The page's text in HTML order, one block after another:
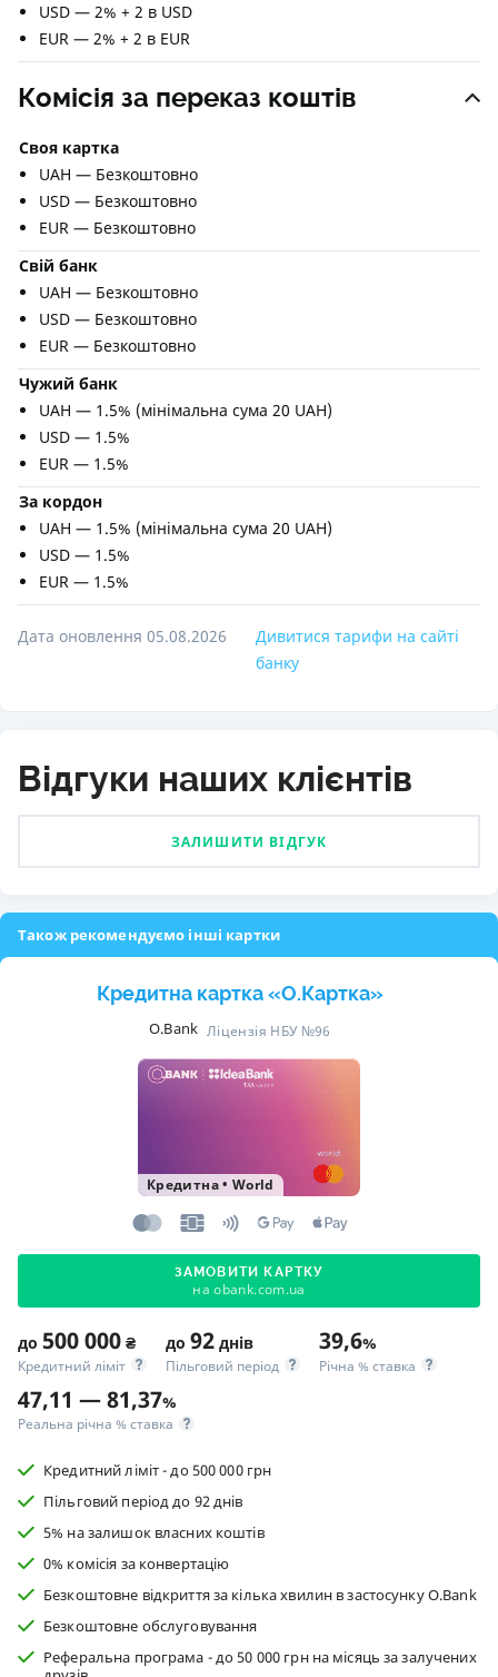
USD — 2% + 2 в USD
EUR — 2% + 2 в EUR
Комісія за переказ коштів
Своя картка
UAH — Безкоштовно
USD — Безкоштовно
EUR — Безкоштовно
Свій банк
UAH — Безкоштовно
USD — Безкоштовно
EUR — Безкоштовно
Чужий банк
UAH — 1.5% (мінімальна сума 20 UAH)
USD — 1.5%
EUR — 1.5%
За кордон
UAH — 1.5% (мінімальна сума 20 UAH)
USD — 1.5%
EUR — 1.5%
Дата оновлення 05.08.2026
Дивитися тарифи на сайті
банку
Відгуки наших клієнтів
ЗАЛИШИТИ ВІДГУК
Також рекомендуємо інші картки
Кредитна картка «O.Картка»
O.Bank Ліцензія НБУ №96
Кредитна• World
ЗАМОВИТИ КАРТКУ
на obank.com.ua
до 500 000 ₴
Кредитний ліміт
до 92 днів
Пільговий період
39,6%
Річна % ставка
47,11 — 81,37%
Реальна річна % ставка
Кредитний ліміт - до 500 000 грн
Пільговий період до 92 днів
5% на залишок власних коштів
0% комісія за конвертацію
Безкоштовне відкриття за кілька хвилин в застосунку O.Bank
Безкоштовне обслуговування
Реферальна програма - до 50 000 грн на місяць за залучених